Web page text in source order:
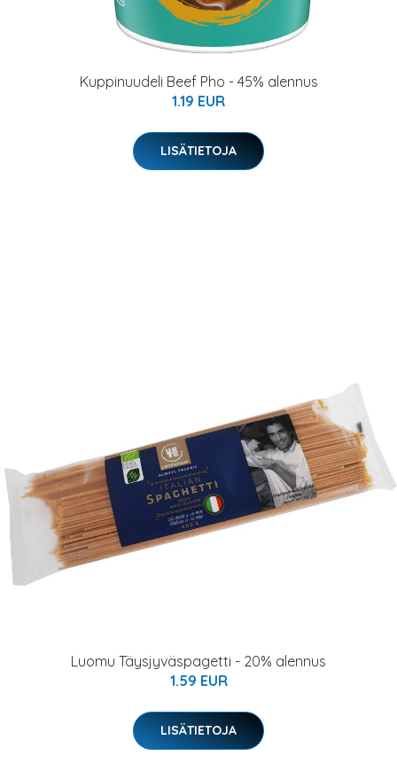
Kuppinuudeli Beef Pho - 45% alennus
1.19 EUR
LISÄTIETOJA
Luomu Täysjyväspagetti - 20% alennus
1.59 EUR
LISÄTIETOJA